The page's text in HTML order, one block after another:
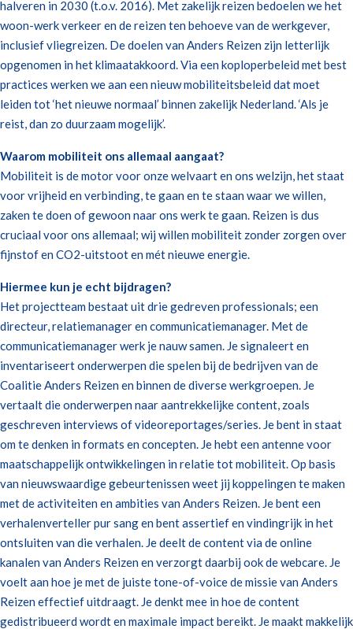
halveren in 2030 (t.o.v. 2016). Met zakelijk reizen bedoelen we het
woon-werk verkeer en de reizen ten behoeve van de werkgever,
inclusief vliegreizen. De doelen van Anders Reizen zijn letterlijk
opgenomen in het klimaatakkoord. Via een koploperbeleid met best
practices werken we aan een nieuw mobiliteitsbeleid dat moet
leiden tot ‘het nieuwe normaal’ binnen zakelijk Nederland. ‘Als je
reist, dan zo duurzaam mogelijk’.
Waarom mobiliteit ons allemaal aangaat?
Mobiliteit is de motor voor onze welvaart en ons welzijn, het staat
voor vrijheid en verbinding, te gaan en te staan waar we willen,
zaken te doen of gewoon naar ons werk te gaan. Reizen is dus
cruciaal voor ons allemaal; wij willen mobiliteit zonder zorgen over
fijnstof en CO2-uitstoot en mét nieuwe energie.
Hiermee kun je echt bijdragen?
Het projectteam bestaat uit drie gedreven professionals; een
directeur, relatiemanager en communicatiemanager. Met de
communicatiemanager werk je nauw samen. Je signaleert en
inventariseert onderwerpen die spelen bij de bedrijven van de
Coalitie Anders Reizen en binnen de diverse werkgroepen. Je
vertaalt die onderwerpen naar aantrekkelijke content, zoals
geschreven interviews of videoreportages/series. Je bent in staat
om te denken in formats en concepten. Je hebt een antenne voor
maatschappelijk ontwikkelingen in relatie tot mobiliteit. Op basis
van nieuwswaardige gebeurtenissen weet jij koppelingen te maken
met de activiteiten en ambities van Anders Reizen. Je bent een
verhalenverteller pur sang en bent assertief en vindingrijk in het
ontsluiten van die verhalen. Je deelt de content via de online
kanalen van Anders Reizen en verzorgt daarbij ook de webcare. Je
voelt aan hoe je met de juiste tone-of-voice de missie van Anders
Reizen effectief uitdraagt. Je denkt mee in hoe de content
gedistribueerd wordt en maximale impact bereikt. Je maakt makkelijk